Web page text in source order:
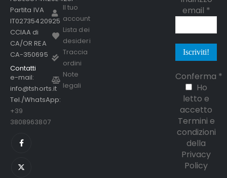
Partita IVA
IT02735420925
CCIAA di
CA/OR REA
CA-350695
Contatti
e-mail:
info@tshorts.it
Tel./WhatsApp:
+39
3808963807
Il tuo
account
Lista dei
desideri
Traccia
ordini
Note
legali
email *
Conferma *
Ho
letto e
accetto
Termini e
condizioni
della
Privacy
Policy